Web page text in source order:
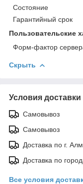
Состояние
Гарантийный срок
Пользовательские
Форм-фактор
Скрыть
Условия доставки
Самовывоз
Самовывоз
Доставка по г.
Доставка по
Все условия